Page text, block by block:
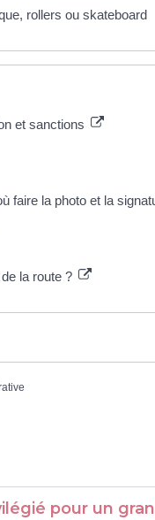
rollers ou skateboard
et sanctions
faire la photo et la
la route ?
pour un